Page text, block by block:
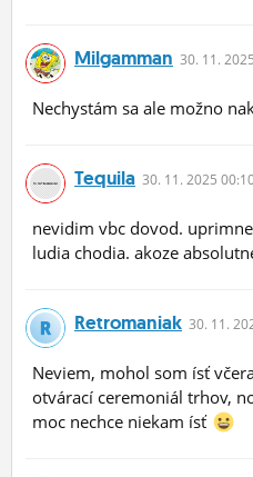
Milgamman 30. 11.
Nechystám sa ale možno
Tequila 30. 11. 2025
nevidim vbc dovod.
ludia chodia. akoze
Retromaniak 30. 11.
Neviem, mohol som ísť
otvárací ceremoniál trhov,
moc nechce niekam ísť